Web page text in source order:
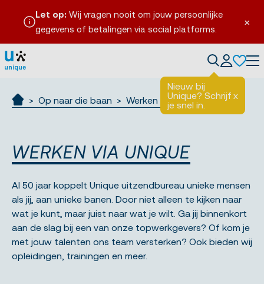
×
Let op: Wij vragen nooit om jouw persoonlijke
gegevens of betalingen via social platforms.
Nieuw bij
Unique? Schrijf
je snel in.
x
Op naar die baan Werken via Unique
WERKEN VIA UNIQUE
Al 50 jaar koppelt Unique uitzendbureau unieke mensen
als jij, aan unieke banen. Door niet alleen te kijken naar
wat je kunt, maar juist naar wat je wilt. Ga jij binnenkort
aan de slag bij een van onze topwerkgevers? Of kom je
met jouw talenten ons team versterken? Ook bieden wij
opleidingen, trainingen en meer.